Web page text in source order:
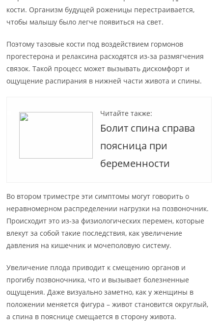
кости. Организм будущей роженицы перестраивается,
чтобы малышу было легче появиться на свет.
Поэтому тазовые кости под воздействием гормонов
прогестерона и релаксина расходятся из-за размягчения
связок. Такой процесс может вызывать дискомфорт и
ощущение распирания в нижней части живота и спины.
Читайте также:
Болит спина справа
поясница при
беременности
Во втором триместре эти симптомы могут говорить о
неравномерном распределении нагрузки на позвоночник.
Происходит это из-за физиологических перемен, которые
влекут за собой такие последствия, как увеличение
давления на кишечник и мочеполовую систему.
Увеличение плода приводит к смещению органов и
прогибу позвоночника, что и вызывает болезненные
ощущения. Даже визуально заметно, как у женщины в
положении меняется фигура – живот становится округлый,
а спина в пояснице смещается в сторону живота.